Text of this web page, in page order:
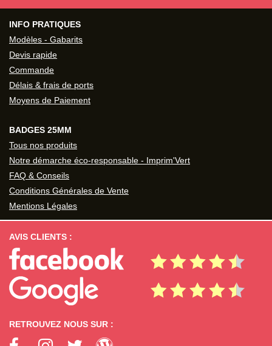
INFO PRATIQUES
Modèles - Gabarits
Devis rapide
Commande
Délais & frais de ports
Moyens de Paiement
BADGES 25MM
Tous nos produits
Notre démarche éco-responsable - Imprim'Vert
FAQ & Conseils
Conditions Générales de Vente
Mentions Légales
AVIS CLIENTS :
RETROUVEZ NOUS SUR :